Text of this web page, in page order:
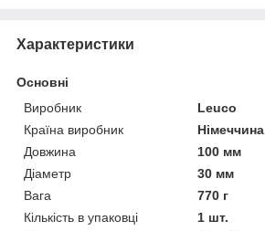
Характеристики
Основні
Виробник
Leuco
Країна виробник
Німеччина
Довжина
100 мм
Діаметр
30 мм
Вага
770 г
Кількість в упаковці
1 шт.